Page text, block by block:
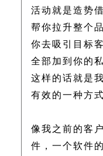
活动就是造势
帮你拉升整个
你去吸引目标
全部加到你的
这样的话就是
有效的一种方式
像我之前的客
件，一个软件